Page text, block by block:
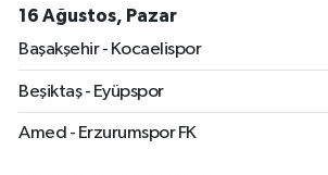
16 Ağustos, Pazar
Başakşehir - Kocaelispor
Beşiktaş - Eyüpspor
Amed - Erzurumspor FK